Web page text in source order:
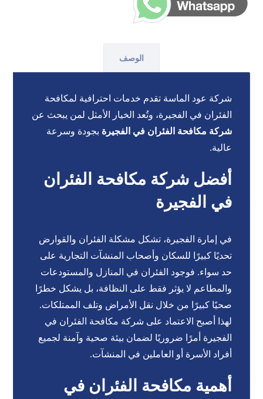
الوصف
شركة عود الماسة تقدم خدمات احترافية لمكافحة
الفئران في الفجيرة، وتُعد الخيار الأمثل لمن يبحث عن
شركة مكافحة الفئران في الفجيرة بجودة وسرعة
عالية.
أفضل شركة مكافحة الفئران
في الفجيرة
في إمارة الفجيرة، تشكل مشكلة الفئران والقوارض
تحديًا كبيرًا للسكان وأصحاب المنشآت التجارية على
حد سواء. فوجود الفئران في المنازل والمستودعات
والمطاعم لا يؤثر فقط على النظافة، بل يشكل خطرًا
صحيًا كبيرًا من خلال نقل الأمراض وتلف الممتلكات.
لهذا أصبح الاعتماد على شركة مكافحة الفئران في
الفجيرة أمرًا ضروريًا لضمان بيئة صحية وآمنة لجميع
أفراد الأسرة أو العاملين في المنشآت.
أهمية مكافحة الفئران في